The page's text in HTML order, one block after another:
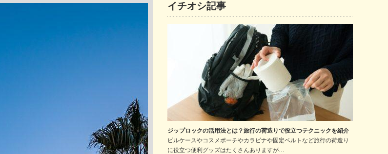
イチオシ記事
ジップロックの活用法とは？旅行の荷造りで役立つテクニックを紹介
ピルケースやコスメポーチやカラビナや固定ベルトなど旅行の荷造り
に役立つ便利グッズはたくさんありますが…